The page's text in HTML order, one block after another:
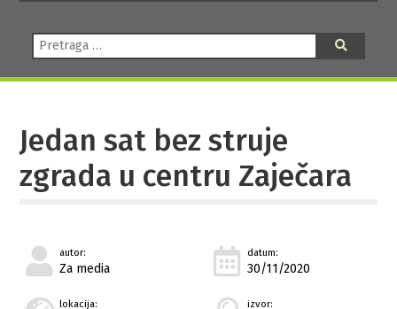
Pretraga:
Jedan sat bez struje
zgrada u centru Zaječara
autor:
Za media
datum:
30/11/2020
lokacija: izvor: